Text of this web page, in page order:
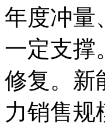
年度冲量
一定支撑
修复。新
力销售规